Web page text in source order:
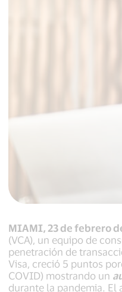
MIAMI, 23 de febrero
(VCA), un equipo de
penetración de
Visa, creció 5 puntos
COVID) mostrando un
durante la pandemia. El